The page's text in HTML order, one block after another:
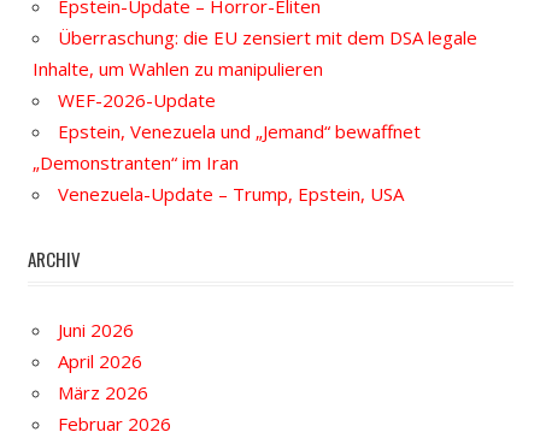
Epstein-Update – Horror-Eliten
Überraschung: die EU zensiert mit dem DSA legale
Inhalte, um Wahlen zu manipulieren
WEF-2026-Update
Epstein, Venezuela und „Jemand“ bewaffnet
„Demonstranten“ im Iran
Venezuela-Update – Trump, Epstein, USA
ARCHIV
Juni 2026
April 2026
März 2026
Februar 2026